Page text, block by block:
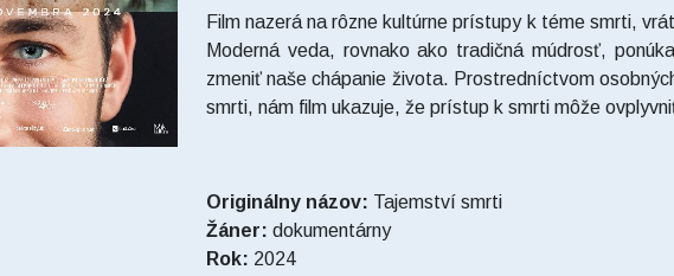
Film nazerá na rôzne kultúrne prístupy k téme smrti,
Moderná veda, rovnako ako tradičná múdrosť,
zmeniť naše chápanie života. Prostredníctvom
smrti, nám film ukazuje, že prístup k smrti môže
Originálny názov: Tajemství smrti
Žáner: dokumentárny
Rok: 2024